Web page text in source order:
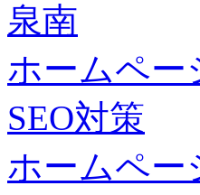
泉南
ホームペー
SEO対策
ホームペー